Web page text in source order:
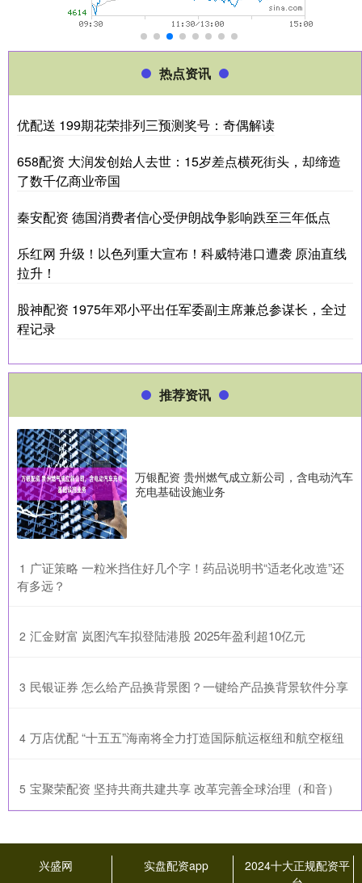
热点资讯
优配送 199期花荣排列三预测奖号：奇偶解读
658配资 大润发创始人去世：15岁差点横死街头，却缔造
了数千亿商业帝国
秦安配资 德国消费者信心受伊朗战争影响跌至三年低点
乐红网 升级！以色列重大宣布！科威特港口遭袭 原油直线
拉升！
股神配资 1975年邓小平出任军委副主席兼总参谋长，全过
程记录
推荐资讯
万银配资 贵州燃气成立新公司，含电动汽车
充电基础设施业务
1 ​广证策略 一粒米挡住好几个字！药品说明书“适老化改造”还
有多远？
2 ​汇金财富 岚图汽车拟登陆港股 2025年盈利超10亿元
3 ​民银证券 怎么给产品换背景图？一键给产品换背景软件分享
4 ​万店优配 “十五五”海南将全力打造国际航运枢纽和航空枢纽
5 ​宝聚荣配资 坚持共商共建共享 改革完善全球治理（和音）
兴盛网 实盘配资app
2024十大正规配资平